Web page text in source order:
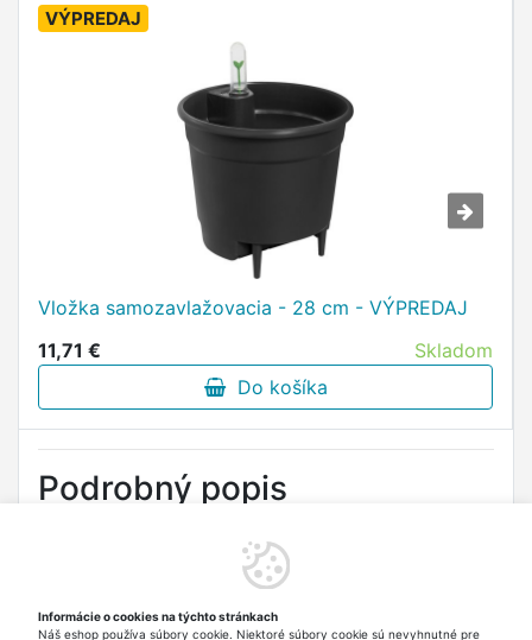
VÝPREDAJ
Vložka samozavlažovacia - 28 cm - VÝPREDAJ
11,71 €
Skladom
Do košíka
Podrobný popis
Pomôcka na meranie hladiny vody v kvetináči.
materiál:
Informácie o cookies na týchto stránkach
Náš eshop používa súbory cookie. Niektoré súbory cookie sú nevyhnutné pre